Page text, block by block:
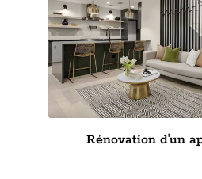
Rénovation d'un